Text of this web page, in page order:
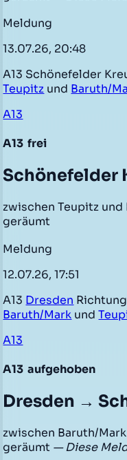
Meldung
13.07.26, 20:48
A13 Schönefelder
Teupitz und Baruth/
A13
A13 frei
Schönefelder
zwischen Teupitz und
geräumt
Meldung
12.07.26, 17:51
A13 Dresden
Baruth/Mark und
A13
A13 aufgehoben
Dresden →
zwischen Baruth/
geräumt — Diese